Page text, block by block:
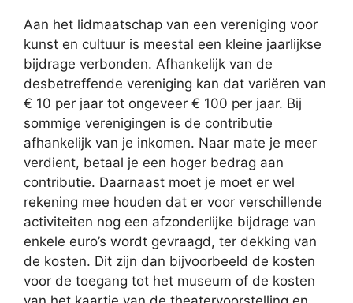
Aan het lidmaatschap van een vereniging voor
kunst en cultuur is meestal een kleine jaarlijkse
bijdrage verbonden. Afhankelijk van de
desbetreffende vereniging kan dat variëren van
€ 10 per jaar tot ongeveer € 100 per jaar. Bij
sommige verenigingen is de contributie
afhankelijk van je inkomen. Naar mate je meer
verdient, betaal je een hoger bedrag aan
contributie. Daarnaast moet je moet er wel
rekening mee houden dat er voor verschillende
activiteiten nog een afzonderlijke bijdrage van
enkele euro’s wordt gevraagd, ter dekking van
de kosten. Dit zijn dan bijvoorbeeld de kosten
voor de toegang tot het museum of de kosten